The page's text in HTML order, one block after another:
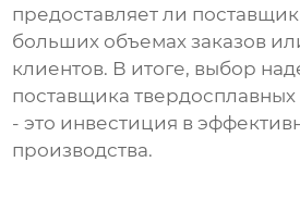
предоставляет ли
больших объемах заказов
клиентов. В итоге, выбор
поставщика
- это инвестиция в
производства.